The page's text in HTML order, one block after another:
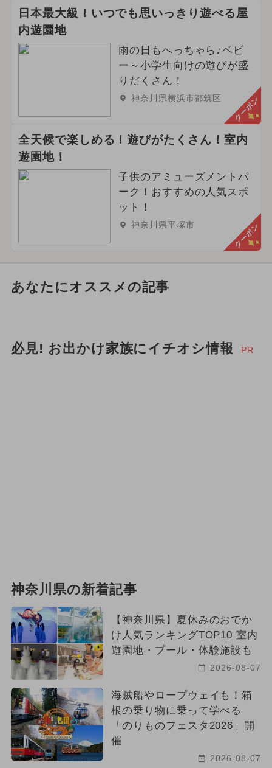
日本最大級！いつでも思いっきり遊べる屋
内遊園地
雨の日もへっちゃら♪ベビ
ー～小学生向けの遊びが盛
りだくさん！
神奈川県横浜市都筑区 クーポン
全天候で楽しめる！遊びがたくさん！室内
遊園地！
子供のアミューズメントパ
ーク！おすすめの人気スポ
ット！
神奈川県平塚市 クーポン
あなたにオススメの記事
必見! お出かけ家族にイチオシ情報 PR
神奈川県の新着記事
【神奈川県】夏休みのおでか
け人気ランキングTOP10 室内
遊園地・プール・体験施設も
2026-08-07
海賊船やロープウェイも！箱
根の乗り物に乗って学べる
「のりものフェスタ2026」開
催
2026-08-07